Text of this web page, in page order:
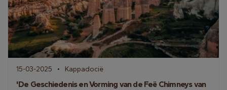
15-03-2025 Kappadocië
'De Geschiedenis en Vorming van de Feë Chimneys van